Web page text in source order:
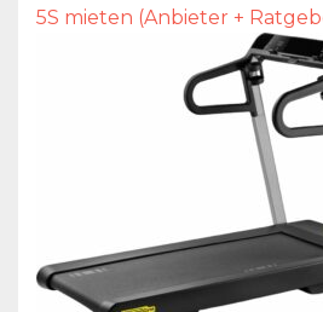
5S mieten (Anbieter +